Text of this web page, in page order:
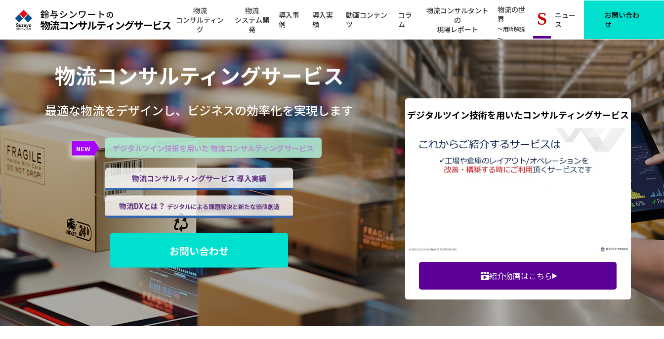
物流
コンサルティン
グ
物流
システム開
発
導入事
例
導入実
績
動画コンテン
ツ
コラ
ム
物流コンサルタント
の
現場レポート
物流の世
界
～用語解説
～
S
ニュー
ス
お問い合わ
せ
物流コンサルティングサービス
最適な物流をデザインし、ビジネスの効率化を実現します
NEW デジタルツイン技術を用いた物流コンサルティングサービス
物流コンサルティングサービス 導入実績
物流DXとは？ デジタルによる課題解決と新たな価値創造
お問い合わせ
デジタルツイン技術を用いたコンサルティングサービス
紹介動画はこちら